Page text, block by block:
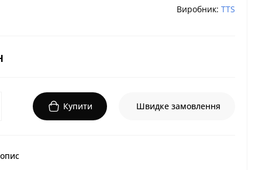
Виробник: TTS
Купити Швидке замовлення